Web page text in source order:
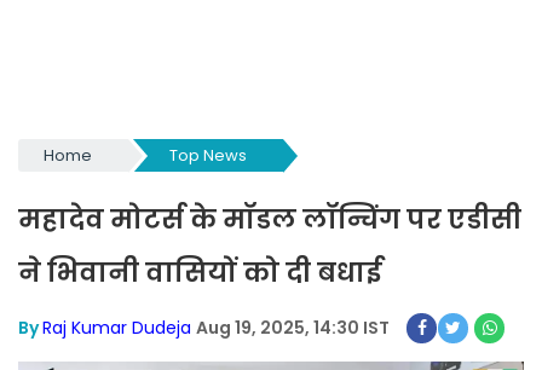
Home Top News
महादेव मोटर्स के मॉडल लॉन्चिंग पर एडीसी
ने भिवानी वासियों को दी बधाई
ByRaj Kumar Dudeja Aug 19, 2025, 14:30 IST